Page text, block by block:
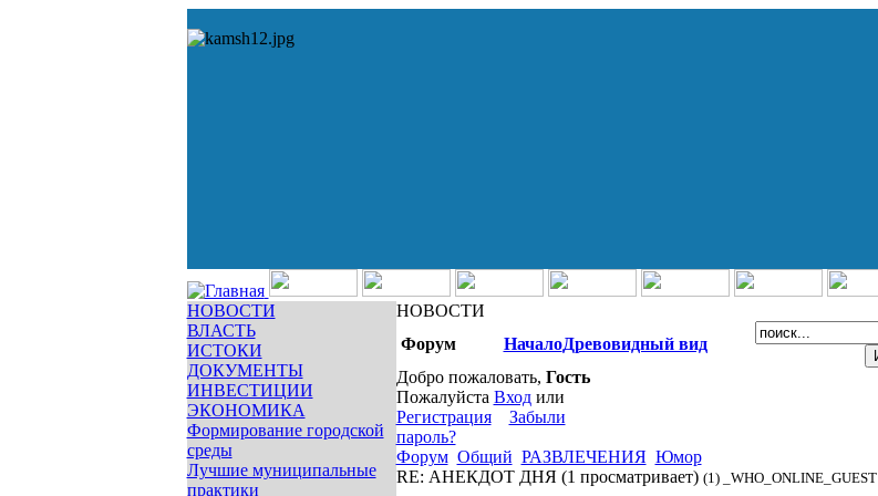
НОВОСТИ
ВЛАСТЬ
ИСТОКИ
ДОКУМЕНТЫ
ИНВЕСТИЦИИ
ЭКОНОМИКА
Формирование городской
среды
Лучшие муниципальные
практики
НОВОСТИ
Форум
НачалоДревовидный вид
Добро пожаловать, Гость
Пожалуйста Входили
Регистрация
Забыли
пароль?
Форум Общий РАЗВЛЕЧЕНИЯ Юмор
RE: АНЕКДОТ ДНЯ (1 просматривает) (1) _WHO_ONLINE_GUEST